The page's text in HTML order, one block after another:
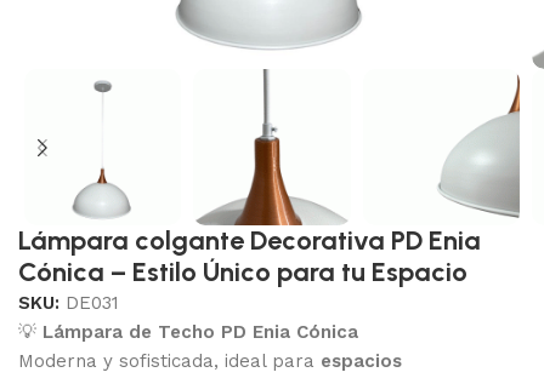
Lámpara colgante Decorativa PD Enia
Cónica – Estilo Único para tu Espacio
SKU: DE031
💡 Lámpara de Techo PD Enia Cónica
Moderna y sofisticada, ideal para espacios